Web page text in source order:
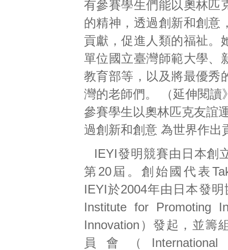
有參賽學生們能以奧林匹
的精神，透過創新和創意
貢獻，促進人類的福祉。
單位國立臺灣師範大學、
教育部等，以及將最優秀
灣的老師們。
（延伸閱讀
參賽學生以奧林匹克友誼
過創新和創意 為世界作出
IEYI發明競賽由日本創
第20屆。創始國代表
IEYI於2004年由日本發明
Institute for Promoting
Innovation）發起，並籌
員會（International